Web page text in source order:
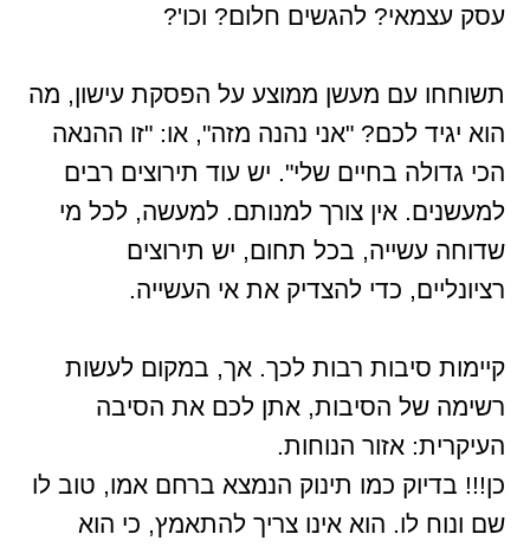
עסק עצמאי? להגשים חלום? וכו'?
תשוחחו עם מעשן ממוצע על הפסקת עישון, מה
הוא יגיד לכם? "אני נהנה מזה", או: "זו ההנאה
הכי גדולה בחיים שלי". יש עוד תירוצים רבים
למעשנים. אין צורך למנותם. למעשה, לכל מי
שדוחה עשייה, בכל תחום, יש תירוצים
רציונליים, כדי להצדיק את אי העשייה.
קיימות סיבות רבות לכך. אך, במקום לעשות
רשימה של הסיבות, אתן לכם את הסיבה
העיקרית: אזור הנוחות.
כן!!! בדיוק כמו תינוק הנמצא ברחם אמו, טוב לו
שם ונוח לו. הוא אינו צריך להתאמץ, כי הוא